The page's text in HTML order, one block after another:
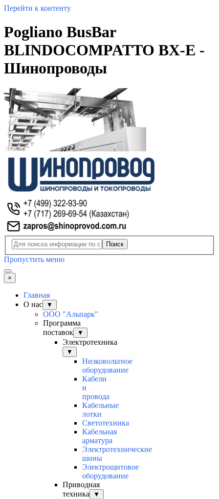
Перейти к контенту
Pogliano BusBar
BLINDOCOMPATTO BX-Е -
Шинопроводы
Поиск
Пропустить меню
×
Главная
О нас
▼
ООО "Альпарк"
Программа
поставок
▼
Электротехника
▼
Низковольтное
оборудование
Кабели
и
провода
Кабельные
лотки
Светотехника
Кабельная
арматура
Электротехнические
шины
Электрощитовое
оборудование
Приводная
техника
▼